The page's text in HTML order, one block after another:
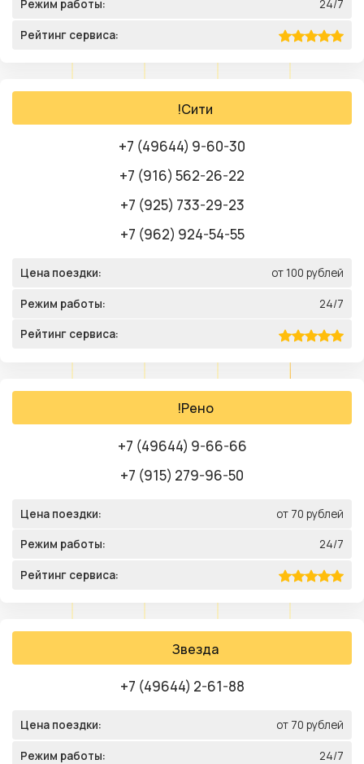
Режим работы: 24/7
Рейтинг сервиса:
!Сити
+7 (49644) 9-60-30
+7 (916) 562-26-22
+7 (925) 733-29-23
+7 (962) 924-54-55
Цена поездки: от 100 рублей
Режим работы: 24/7
Рейтинг сервиса:
!Рено
+7 (49644) 9-66-66
+7 (915) 279-96-50
Цена поездки: от 70 рублей
Режим работы: 24/7
Рейтинг сервиса:
Звезда
+7 (49644) 2-61-88
Цена поездки: от 70 рублей
Режим работы: 24/7